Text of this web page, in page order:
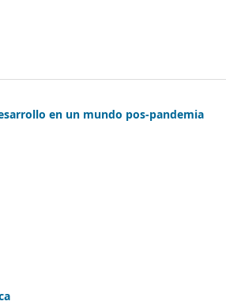
en un mundo pos-pandemia